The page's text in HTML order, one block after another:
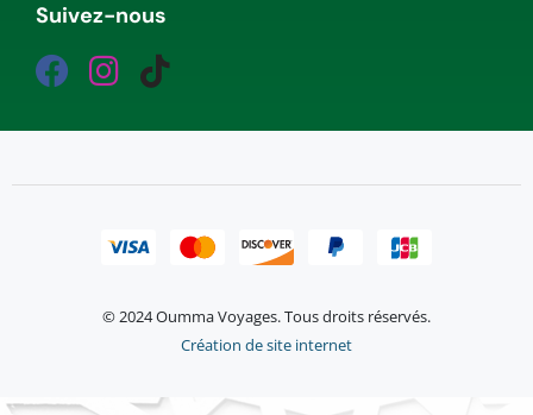
Suivez-nous
© 2024 Oumma Voyages. Tous droits réservés.
Création de site internet